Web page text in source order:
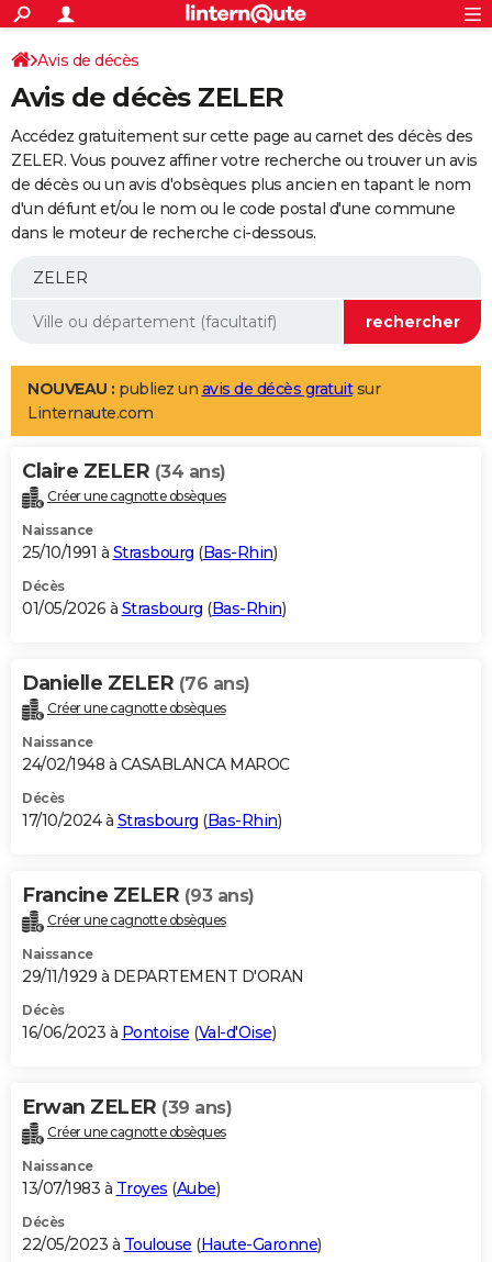
ACTUALITÉS
Politique
Société
Faits Divers
Education
Monde
Villes
+
SPORT
Coupe du monde 2026
Football
Tennis
Cyclisme
Rugby
Forum
Programme TV
TNT
Streaming
Cinéma
Sorties cinéma
Musique
+
FINANCE
Retraite
Impôts
Epargne
Immobilier
Risques naturels par ville
Banque
Assurance
Crédit
AUTO
Essais
Réserver un essai
Citadines
Berlines
SUV
Forum auto
+
Mobiles
Meilleur smartphone
Internet
Ordinateurs
Jeux vidéo
Guide high-tech
Aménagement intérieur
LIFESTYLE
Art de vivre
Bien-être
Loisirs
Mode
Modes de vie
Alimentation
Guide de la santé
Maladies
Médicaments
Sommeil
VOYAGE
Destinations
City break
Voyage nature
Voyage de noces
Forum
Climat
+PHOTO
GUIDES D'ACHAT
BONS PLANS
Carte de Noël
Carte Bonne année
Carte Saint-Valentin
Carte Pâques
Carte d'anniversaire
DICTIONNAIRE
Dictionnaire
Biographies
Citations
Expressions
Proverbes
PROGRAMME TV
S'inscrire
Se connecter
Lycées
Collèges
Primaires
Universités
Entreprises
Service militaire
Avis de recherche
AVIS DE DÉCÈS
Bricolage
Lifestyle
Culture
Sport
Auto
Television
Voyage
Cinema
Avis de décès
Avis de décès ZELER
Accédez gratuitement sur cette page au carnet des décès des
ZELER. Vous pouvez affiner votre recherche ou trouver un avis
de décès ou un avis d'obsèques plus ancien en tapant le nom
d'un défunt et/ou le nom ou le code postal d'une commune
dans le moteur de recherche ci-dessous.
NOUVEAU : publiez un avis de décès gratuitsur
Linternaute.com
Claire ZELER (34 ans)
Créer une cagnotte obsèques
Naissance
25/10/1991 à Strasbourg (Bas-Rhin)
Décès
01/05/2026 à Strasbourg (Bas-Rhin)
Danielle ZELER (76 ans)
Créer une cagnotte obsèques
Naissance
24/02/1948 à CASABLANCA MAROC
Décès
17/10/2024 à Strasbourg (Bas-Rhin)
Francine ZELER (93 ans)
Créer une cagnotte obsèques
Naissance
29/11/1929 à DEPARTEMENT D'ORAN
Décès
16/06/2023 à Pontoise (Val-d'Oise)
Erwan ZELER (39 ans)
Créer une cagnotte obsèques
Naissance
13/07/1983 à Troyes (Aube)
Décès
22/05/2023 à Toulouse (Haute-Garonne)